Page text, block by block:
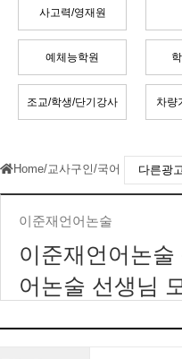
사고력/영재원
예체능학원
조교/학생/단기강사 차량
Home/교사구인/국어 다른광
이준재언어논술
이준재언어논
어논술 선생님